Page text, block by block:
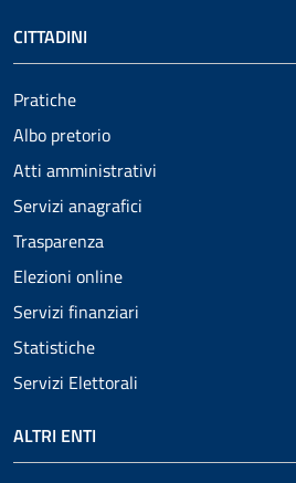
CITTADINI
Pratiche
Albo pretorio
Atti amministrativi
Servizi anagrafici
Trasparenza
Elezioni online
Servizi finanziari
Statistiche
Servizi Elettorali
ALTRI ENTI